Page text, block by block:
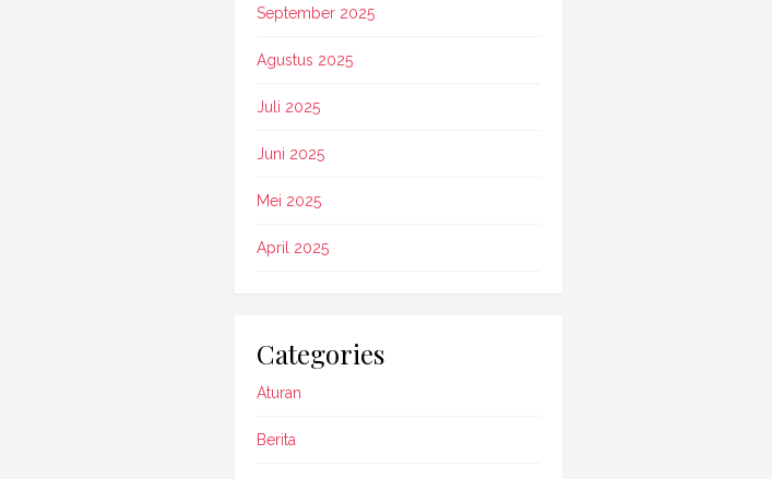
September 2025
Agustus 2025
Juli 2025
Juni 2025
Mei 2025
April 2025
Categories
Aturan
Berita